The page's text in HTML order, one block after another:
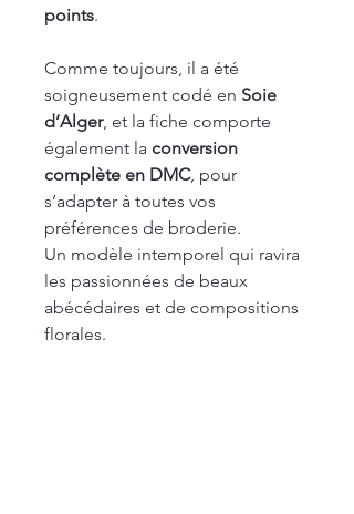
points.
Comme toujours, il a été
soigneusement codé en Soie
d’Alger, et la fiche comporte
également la conversion
complète en DMC, pour
s’adapter à toutes vos
préférences de broderie.
Un modèle intemporel qui ravira
les passionnées de beaux
abécédaires et de compositions
florales.